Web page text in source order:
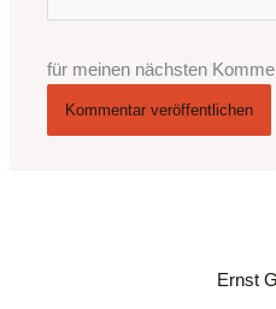
für meinen nächsten
Ernst